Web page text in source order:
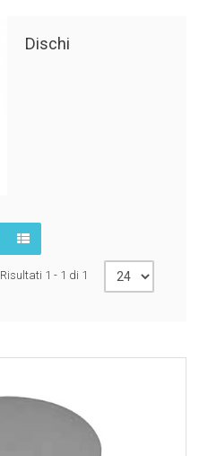
Dischi
Risultati 1 - 1 di 1